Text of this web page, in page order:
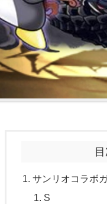
サンリオコラボ
S